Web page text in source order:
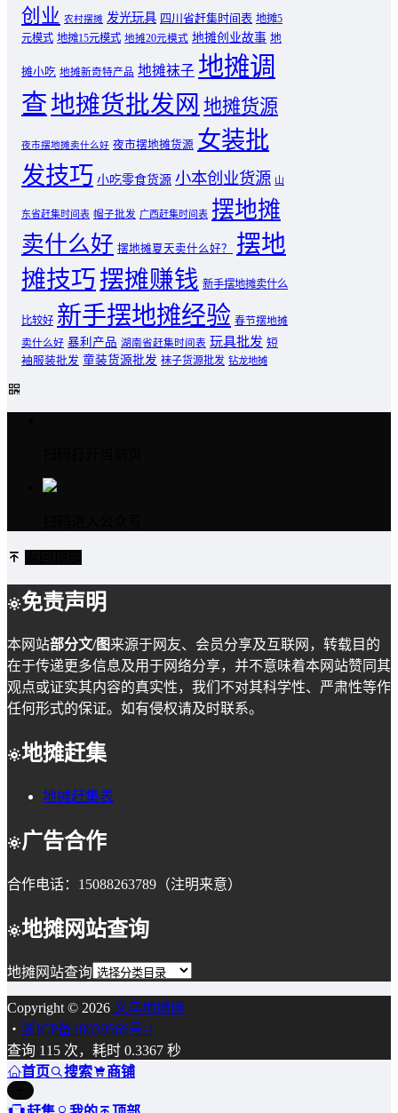
创业 农村摆摊 发光玩具 四川省赶集时间表 地摊5
元模式 地摊15元模式 地摊20元模式 地摊创业故事 地
摊小吃 地摊新奇特产品 地摊袜子 地摊调
查地摊货批发网 地摊货源
夜市摆地摊卖什么好 夜市摆地摊货源 女装批
发技巧 小吃零食货源 小本创业货源 山
东省赶集时间表 帽子批发 广西赶集时间表 摆地摊
卖什么好 摆地摊夏天卖什么好？
摆地
摊技巧摆摊赚钱 新手摆地摊卖什么
比较好 新手摆地摊经验 春节摆地摊
卖什么好 暴利产品 湖南省赶集时间表 玩具批发 短
袖服装批发 童装货源批发 袜子货源批发 钻龙地摊
免责声明
本网站部分文/图来源于网友、会员分享及互联网，转载目的
在于传递更多信息及用于网络分享，并不意味着本网站赞同其
观点或证实其内容的真实性，我们不对其科学性、严肃性等作
任何形式的保证。如有侵权请及时联系。
地摊赶集
地摊赶集表
广告合作
合作电话：15088263789（注明来意）
地摊网站查询
地摊网站查询
Copyright © 2026 义乌地摊网
・ 浙ICP备18039566号-1
查询 115 次，耗时 0.3367 秒
首页
搜索 商铺